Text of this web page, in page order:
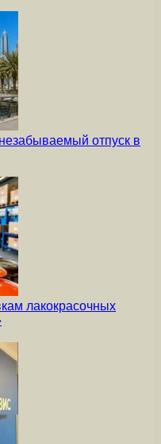
отпуск в
лакокрасочных